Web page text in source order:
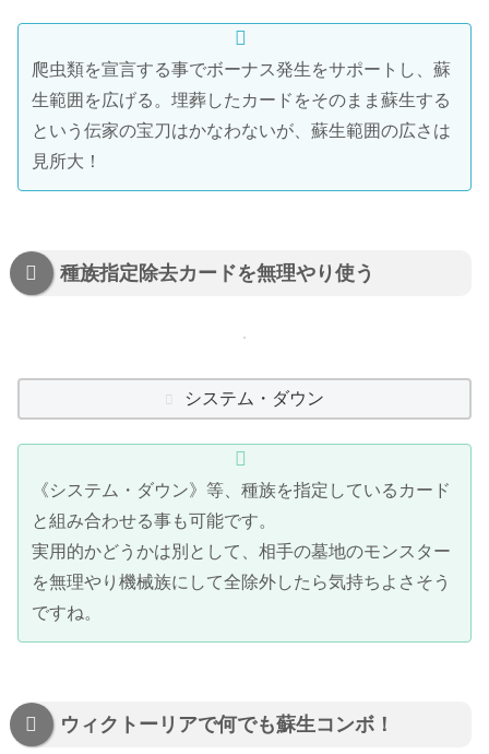
爬虫類を宣言する事でボーナス発生をサポートし、蘇
生範囲を広げる。埋葬したカードをそのまま蘇生する
という伝家の宝刀はかなわないが、蘇生範囲の広さは
見所大！
種族指定除去カードを無理やり使う
システム・ダウン
《システム・ダウン》等、種族を指定しているカード
と組み合わせる事も可能です。
実用的かどうかは別として、相手の墓地のモンスター
を無理やり機械族にして全除外したら気持ちよさそう
ですね。
ウィクトーリアで何でも蘇生コンボ！